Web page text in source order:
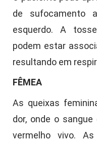
de sufocamento
esquerdo. A
podem estar
resultando em
FÊMEA
As queixas
dor, onde o
vermelho vivo.